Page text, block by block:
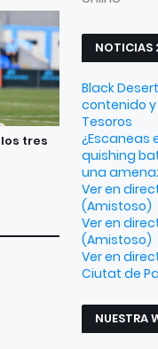
tres
NOTICIAS
Black
contenido
Tesoros
¿Escaneas
quishing
una
Ver en
(Amistoso)
Ver en
(Amistoso)
Ver en
Ciutat de
NUESTRA